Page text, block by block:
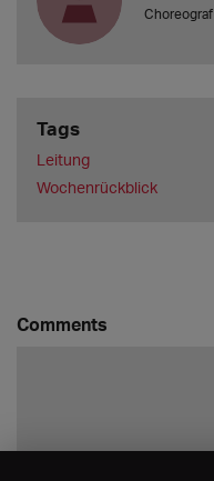
Choreograf
Tags
Leitung
Wochenrückblick
Comments